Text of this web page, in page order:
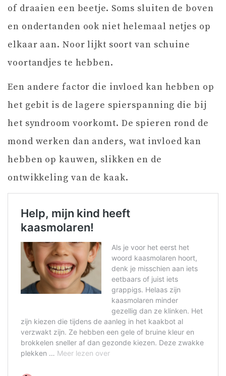
of draaien een beetje. Soms sluiten de boven
en ondertanden ook niet helemaal netjes op
elkaar aan. Noor lijkt soort van schuine
voortandjes te hebben.
Een andere factor die invloed kan hebben op
het gebit is de lagere spierspanning die bij
het syndroom voorkomt. De spieren rond de
mond werken dan anders, wat invloed kan
hebben op kauwen, slikken en de
ontwikkeling van de kaak.